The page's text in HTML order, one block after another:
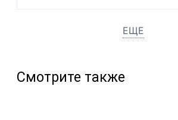
ЕЩЕ
Смотрите также